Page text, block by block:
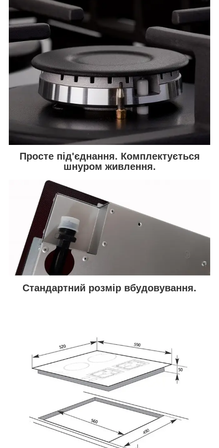
Просте під'єднання. Комплектується
шнуром живлення.
Стандартний розмір вбудовування.